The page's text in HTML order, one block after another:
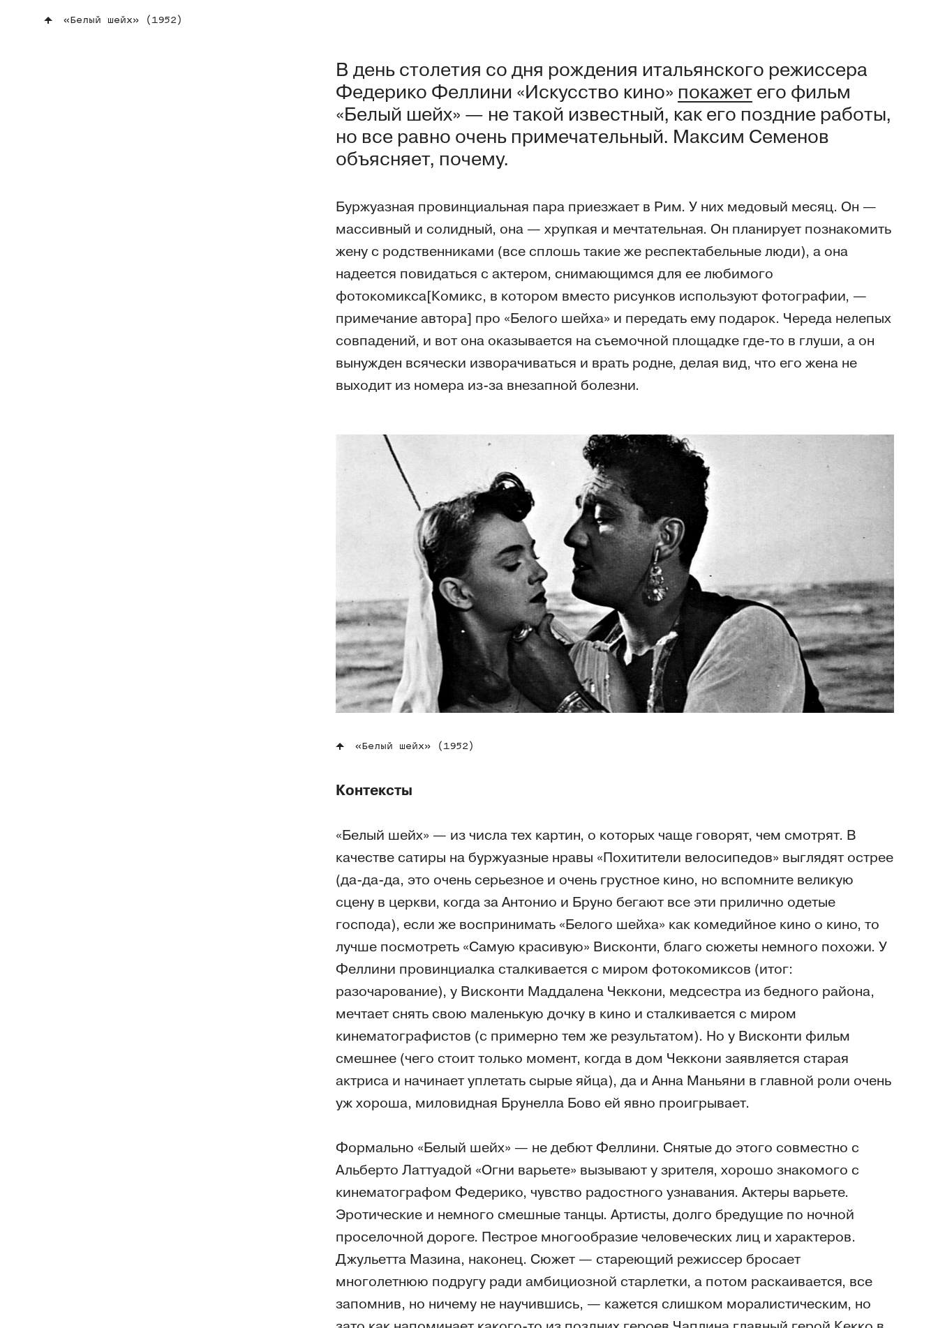
«Белый шейх» (1952)
В день столетия со дня рождения итальянского режиссера
Федерико Феллини «Искусство кино» покажетего фильм
«Белый шейх» — не такой известный, как его поздние работы,
но все равно очень примечательный. Максим Семенов
объясняет, почему.
Буржуазная провинциальная пара приезжает в Рим. У них медовый месяц. Он —
массивный и солидный, она — хрупкая и мечтательная. Он планирует познакомить
жену с родственниками (все сплошь такие же респектабельные люди), а она
надеется повидаться с актером, снимающимся для ее любимого
фотокомикса[Комикс, в котором вместо рисунков используют фотографии, —
примечание автора] про «Белого шейха» и передать ему подарок. Череда нелепых
совпадений, и вот она оказывается на съемочной площадке где-то в глуши, а он
вынужден всячески изворачиваться и врать родне, делая вид, что его жена не
выходит из номера из-за внезапной болезни.
«Белый шейх» (1952)
Контексты
«Белый шейх» — из числа тех картин, о которых чаще говорят, чем смотрят. В
качестве сатиры на буржуазные нравы «Похитители велосипедов» выглядят острее
(да-да-да, это очень серьезное и очень грустное кино, но вспомните великую
сцену в церкви, когда за Антонио и Бруно бегают все эти прилично одетые
господа), если же воспринимать «Белого шейха» как комедийное кино о кино, то
лучше посмотреть «Самую красивую» Висконти, благо сюжеты немного похожи. У
Феллини провинциалка сталкивается с миром фотокомиксов (итог:
разочарование), у Висконти Маддалена Чеккони, медсестра из бедного района,
мечтает снять свою маленькую дочку в кино и сталкивается с миром
кинематографистов (с примерно тем же результатом). Но у Висконти фильм
смешнее (чего стоит только момент, когда в дом Чеккони заявляется старая
актриса и начинает уплетать сырые яйца), да и Анна Маньяни в главной роли очень
уж хороша, миловидная Брунелла Бово ей явно проигрывает.
Формально «Белый шейх» — не дебют Феллини. Снятые до этого совместно с
Альберто Латтуадой «Огни варьете» вызывают у зрителя, хорошо знакомого с
кинематографом Федерико, чувство радостного узнавания. Актеры варьете.
Эротические и немного смешные танцы. Артисты, долго бредущие по ночной
проселочной дороге. Пестрое многообразие человеческих лиц и характеров.
Джульетта Мазина, наконец. Сюжет — стареющий режиссер бросает
многолетнюю подругу ради амбициозной старлетки, а потом раскаивается, все
запомнив, но ничему не научившись, — кажется слишком моралистическим, но